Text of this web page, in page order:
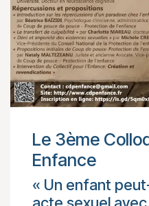
Le 3ème
Enfance
« Un enfant